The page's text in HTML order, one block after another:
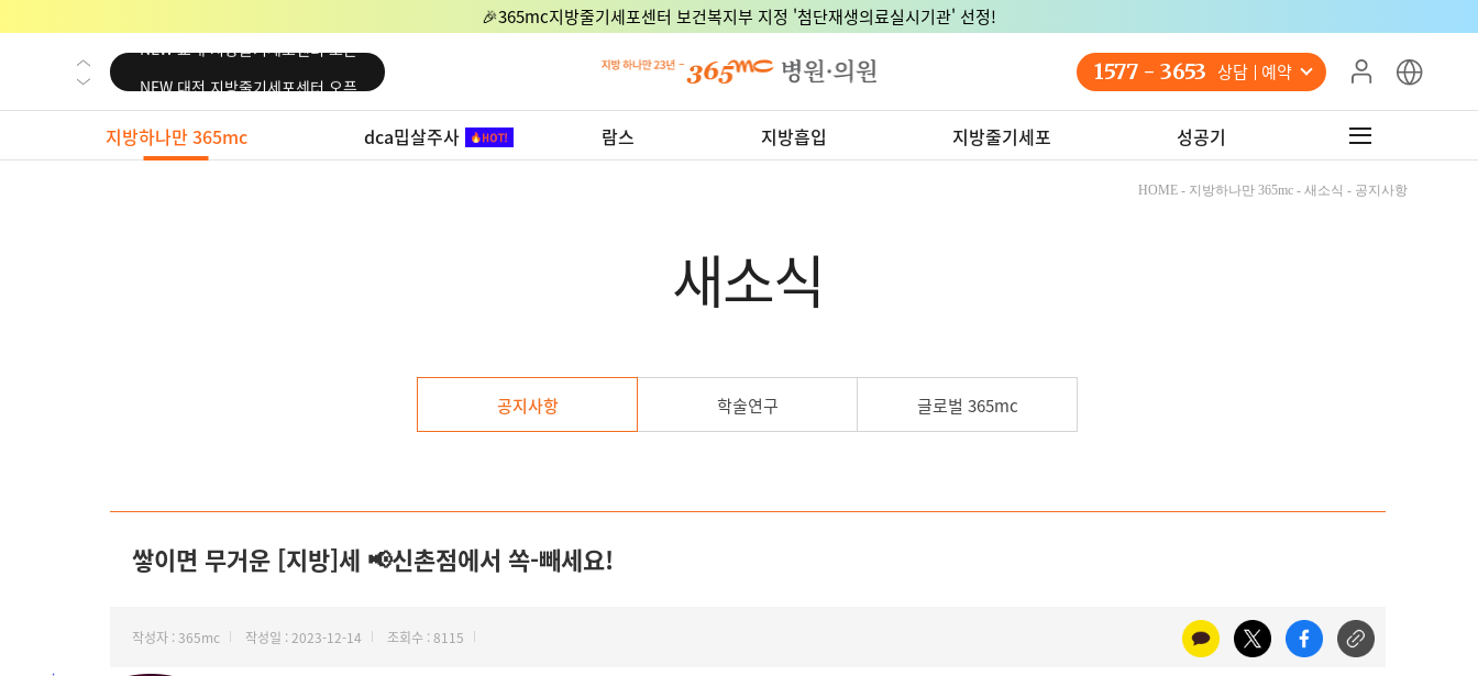
🎉365mc지방줄기세포센터 보건복지부 지정 '첨단재생의료실시기관' 선정!
NEW 교대 지방줄기세포센터 오픈
NEW 노원 지방줄기세포센터 오픈
NEW 미국 LA점 오픈
1577 - 3653 상담 예약
지방하나만 365mc dca밉살주사 람스 지방흡입 지방줄기세포 성공기
HOME - 지방하나만 365mc - 새소식 - 공지사항
새소식
공지사항 학술연구 글로벌 365mc
쌓이면 무거운 [지방]세 📢신촌점에서 쏙-빼세요!
작성자 : 365mc 작성일 : 2023-12-14 조회수 : 8115